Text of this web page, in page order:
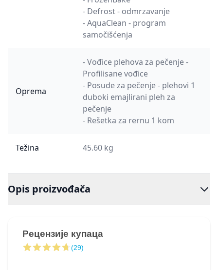
- Defrost - odmrzavanje
- AquaClean - program
samočišćenja
Oprema
- Vođice plehova za pečenje -
Profilisane vođice
- Posude za pečenje - plehovi 1
duboki emajlirani pleh za
pečenje
- Rešetka za rernu 1 kom
Težina 45.60 kg
Opis proizvođača
Рецензије купаца
(29)